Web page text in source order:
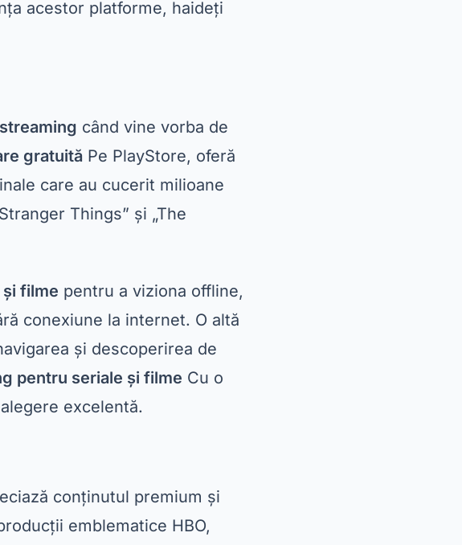
Things” și „The
filme
conexiune la internet. O altă
și descoperirea de
pentru seriale și filmeCu o
excelentă.
conținutul premium și
emblematice HBO,
un abonament, veți avea
precum și la lansări
streaming mobilă.
sa tehnică impecabilă. Toate
o experiență
îți permite sădescărcare